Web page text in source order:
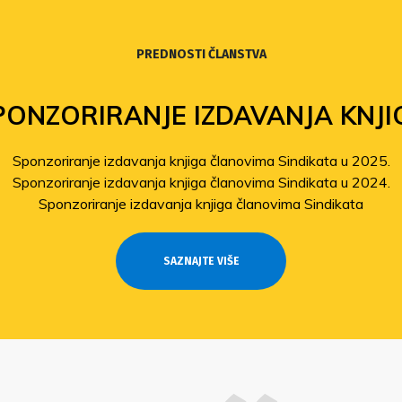
PREDNOSTI ČLANSTVA
IZDAVANJA
Sponzoriranje izdavanja knjiga članovima Sindikata u 2025.
Sponzoriranje izdavanja knjiga članovima Sindikata u 2024.
Sponzoriranje izdavanja knjiga članovima Sindikata
SAZNAJTE VIŠE